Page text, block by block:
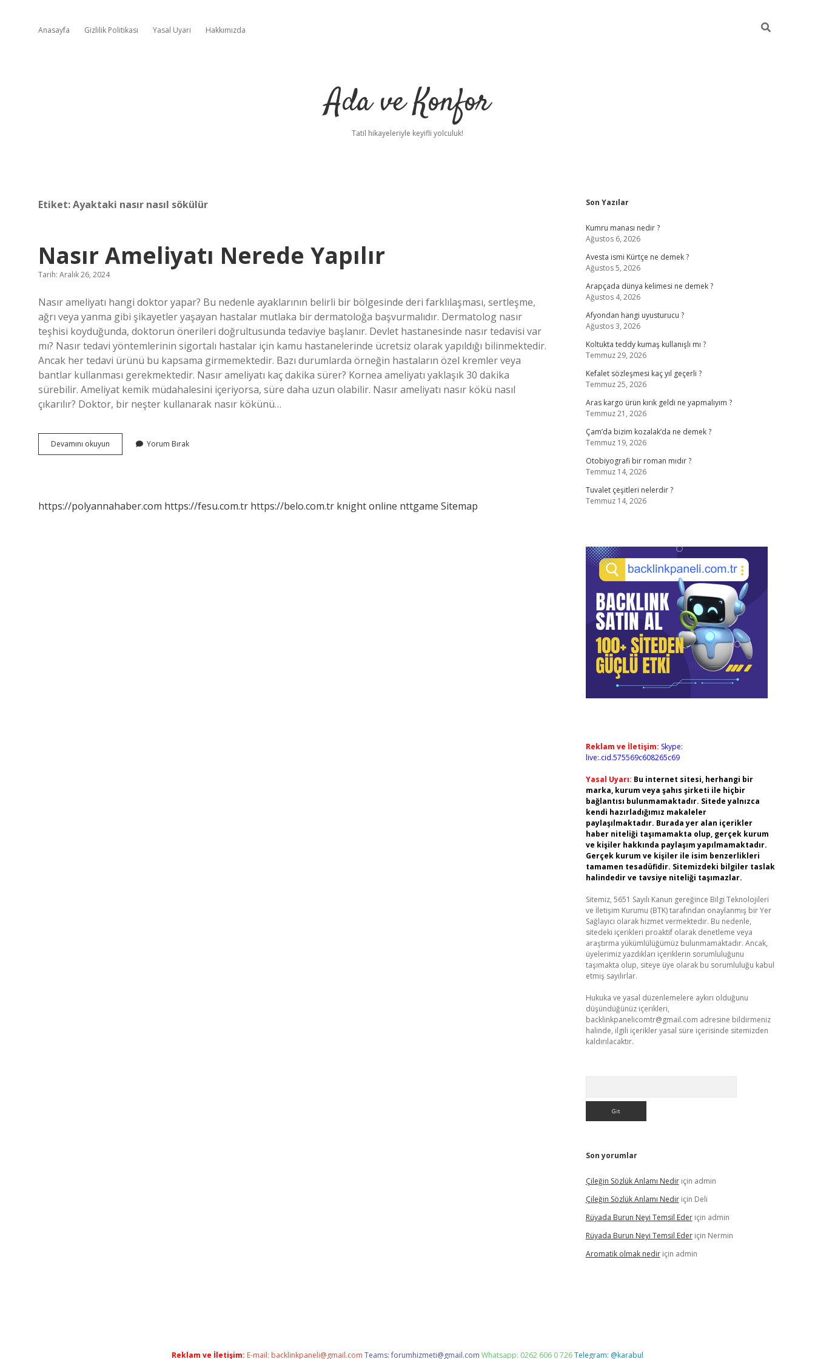
Anasayfa Gizlilik Politikası Yasal Uyarı Hakkımızda
Ada ve Konfor
Tatil hikayeleriyle keyifli yolculuk!
Etiket:Ayaktaki nasır nasıl sökülür
Nasır Ameliyatı Nerede Yapılır
Tarih: Aralık 26, 2024
Nasır ameliyatı hangi doktor yapar? Bu nedenle ayaklarının belirli bir bölgesinde deri farklılaşması, sertleşme,
ağrı veya yanma gibi şikayetler yaşayan hastalar mutlaka bir dermatoloğa başvurmalıdır. Dermatolog nasır
teşhisi koyduğunda, doktorun önerileri doğrultusunda tedaviye başlanır. Devlet hastanesinde nasır tedavisi var
mı? Nasır tedavi yöntemlerinin sigortalı hastalar için kamu hastanelerinde ücretsiz olarak yapıldığı bilinmektedir.
Ancak her tedavi ürünü bu kapsama girmemektedir. Bazı durumlarda örneğin hastaların özel kremler veya
bantlar kullanması gerekmektedir. Nasır ameliyatı kaç dakika sürer? Kornea ameliyatı yaklaşık 30 dakika
sürebilir. Ameliyat kemik müdahalesini içeriyorsa, süre daha uzun olabilir. Nasır ameliyatı nasır kökü nasıl
çıkarılır? Doktor, bir neşter kullanarak nasır kökünü…
Devamını okuyun
Ameliyatı
Yorum Bırak
https://polyannahaber.com https://fesu.com.tr https://belo.com.tr knight online nttgame Sitemap
Sidebar
Son Yazılar
Kumru manası nedir ?
Ağustos 6, 2026
Avesta ismi Kürtçe ne demek ?
Ağustos 5, 2026
Arapçada dünya kelimesi ne demek ?
Ağustos 4, 2026
Afyondan hangi uyusturucu ?
Ağustos 3, 2026
Koltukta teddy kumaş kullanışlı mı ?
Temmuz 29, 2026
Kefalet sözleşmesi kaç yıl geçerli ?
Temmuz 25, 2026
Aras kargo ürün kırık geldi ne yapmalıyım ?
Temmuz 21, 2026
Çam’da bizim kozalak’da ne demek ?
Temmuz 19, 2026
Otobiyografi bir roman mıdır ?
Temmuz 14, 2026
Tuvalet çeşitleri nelerdir ?
Temmuz 14, 2026
Reklam ve İletişim: Skype:
live:.cid.575569c608265c69
Yasal Uyarı: Bu internet sitesi, herhangi bir
marka, kurum veya şahıs şirketi ile hiçbir
bağlantısı bulunmamaktadır. Sitede yalnızca
kendi hazırladığımız makaleler
paylaşılmaktadır. Burada yer alan içerikler
haber niteliği taşımamakta olup, gerçek kurum
ve kişiler hakkında paylaşım yapılmamaktadır.
Gerçek kurum ve kişiler ile isim benzerlikleri
tamamen tesadüfidir. Sitemizdeki bilgiler taslak
halindedir ve tavsiye niteliği taşımazlar.
Sitemiz, 5651 Sayılı Kanun gereğince Bilgi Teknolojileri
ve İletişim Kurumu (BTK) tarafından onaylanmış bir Yer
Sağlayıcı olarak hizmet vermektedir. Bu nedenle,
sitedeki içerikleri proaktif olarak denetleme veya
araştırma yükümlülüğümüz bulunmamaktadır. Ancak,
üyelerimiz yazdıkları içeriklerin sorumluluğunu
taşımakta olup, siteye üye olarak bu sorumluluğu kabul
etmiş sayılırlar.
Hukuka ve yasal düzenlemelere aykırı olduğunu
düşündüğünüz içerikleri,
backlinkpanelicomtr@gmail.com adresine bildirmeniz
halinde, ilgili içerikler yasal süre içerisinde sitemizden
kaldırılacaktır.
Son yorumlar
Çileğin Sözlük Anlamı Nediriçin admin
Çileğin Sözlük Anlamı Nediriçin Deli
Rüyada Burun Neyi Temsil Ederiçin admin
Rüyada Burun Neyi Temsil Ederiçin Nermin
Aromatik olmak nediriçin admin
Reklam ve İletişim: E-mail: backlinkpaneli@gmail.com Teams:forumhizmeti@gmail.com Whatsapp: 0262 606 0 726Telegram: @karabul